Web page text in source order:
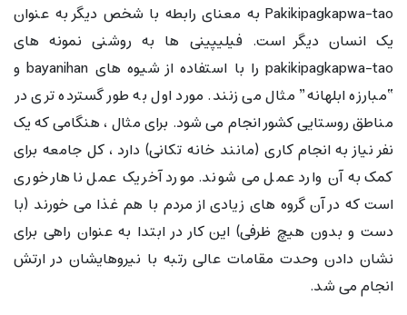
Pakikipagkapwa-tao به معنای رابطه با شخص دیگر به عنوان
یک انسان دیگر است. فیلیپینی ها به روشنی نمونه های
pakikipagkapwa-tao را با استفاده از شیوه های bayanihan و
“مبارزه ابلهانه” مثال می زنند. مورد اول به طور گسترده تری در
مناطق روستایی کشور انجام می شود. برای مثال ، هنگامی که یک
نفر نیاز به انجام کاری (مانند خانه تکانی) دارد ، کل جامعه برای
کمک به آن وارد عمل می شوند. مورد آخر یک عمل ناهار خوری
است که در آن گروه های زیادی از مردم با هم غذا می خورند (با
دست و بدون هیچ ظرفی) این کار در ابتدا به عنوان راهی برای
نشان دادن وحدت مقامات عالی رتبه با نیروهایشان در ارتش
انجام می شد.